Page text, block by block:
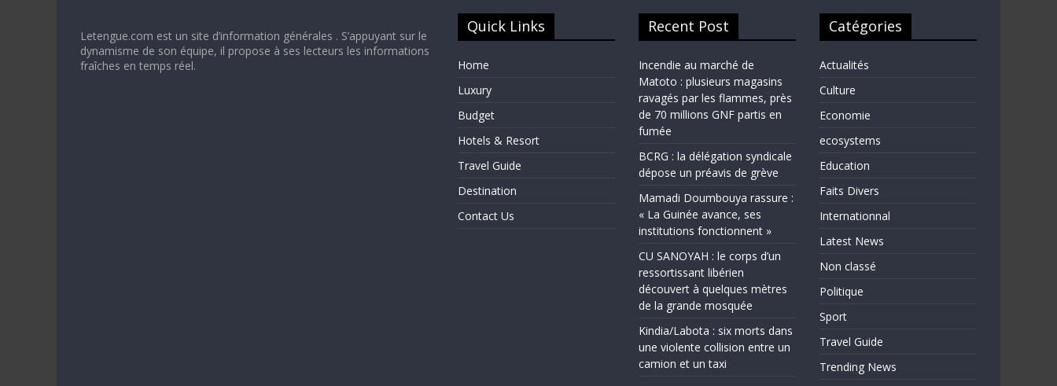
Letengue.com est un site d’information générales . S’appuyant sur le
dynamisme de son équipe, il propose à ses lecteurs les informations
fraîches en temps réel.
Quick Links
Home
Luxury
Budget
Hotels & Resort
Travel Guide
Destination
Contact Us
Recent Post
Incendie au marché de
Matoto : plusieurs magasins
ravagés par les flammes, près
de 70 millions GNF partis en
fumée
BCRG : la délégation syndicale
dépose un préavis de grève
Mamadi Doumbouya rassure :
« La Guinée avance, ses
institutions fonctionnent »
CU SANOYAH : le corps d’un
ressortissant libérien
découvert à quelques mètres
de la grande mosquée
Kindia/Labota : six morts dans
une violente collision entre un
camion et un taxi
Catégories
Actualités
Culture
Economie
ecosystems
Education
Faits Divers
Internationnal
Latest News
Non classé
Politique
Sport
Travel Guide
Trending News